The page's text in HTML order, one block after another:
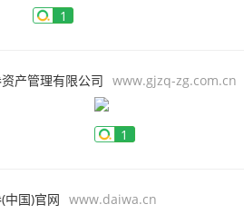
1
产管理有限公司 www.gjzq-zg.com.cn
1
中国)官网 www.daiwa.cn